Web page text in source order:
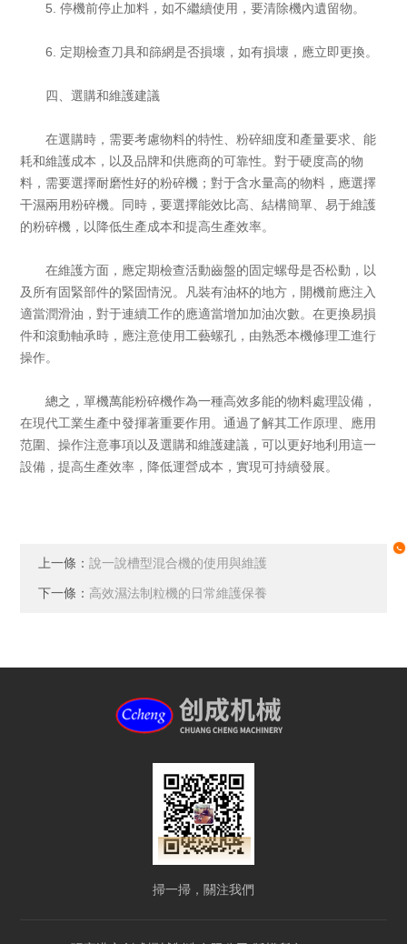
5. 停機前停止加料，如不繼續使用，要清除機內遺留物。
6. 定期檢查刀具和篩網是否損壞，如有損壞，應立即更換。
四、選購和維護建議
在選購時，需要考慮物料的特性、粉碎細度和產量要求、能
耗和維護成本，以及品牌和供應商的可靠性。對于硬度高的物
料，需要選擇耐磨性好的粉碎機；對于含水量高的物料，應選擇
干濕兩用粉碎機。同時，要選擇能效比高、結構簡單、易于維護
的粉碎機，以降低生產成本和提高生產效率。
在維護方面，應定期檢查活動齒盤的固定螺母是否松動，以
及所有固緊部件的緊固情況。凡裝有油杯的地方，開機前應注入
適當潤滑油，對于連續工作的應適當增加加油次數。在更換易損
件和滾動軸承時，應注意使用工藝螺孔，由熟悉本機修理工進行
操作。
總之，單機萬能粉碎機作為一種高效多能的物料處理設備，
在現代工業生產中發揮著重要作用。通過了解其工作原理、應用
范圍、操作注意事項以及選購和維護建議，可以更好地利用這一
設備，提高生產效率，降低運營成本，實現可持續發展。
上一條：說一說槽型混合機的使用與維護
下一條： 高效濕法制粒機的日常維護保養
掃一掃，關注我們